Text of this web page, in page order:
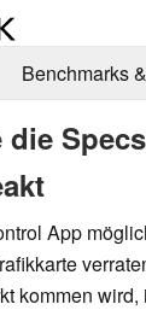
Benchmarks
App
kommen